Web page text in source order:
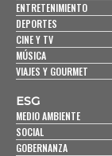
ENTRETENIMIENTO
DEPORTES
CINE Y TV
MÚSICA
VIAJES Y GOURMET
ESG
MEDIO AMBIENTE
SOCIAL
GOBERNANZA